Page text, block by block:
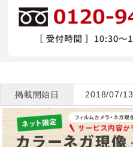
掲載開始日 2018/07/13